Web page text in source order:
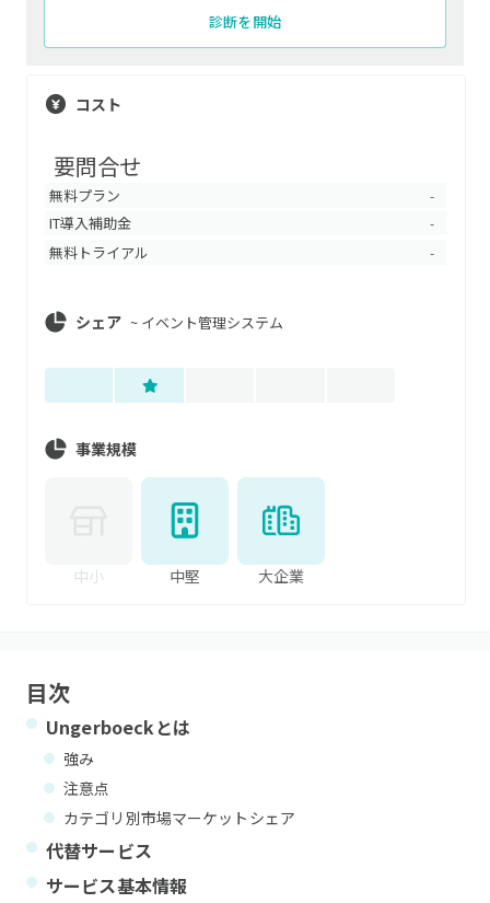
診断を開始
コスト
要問合せ
無料プラン -
IT導入補助金 -
無料トライアル -
シェア ~ イベント管理システム
事業規模
中小 中堅 大企業
目次
Ungerboeckとは
強み
注意点
カテゴリ別市場マーケットシェア
代替サービス
サービス基本情報